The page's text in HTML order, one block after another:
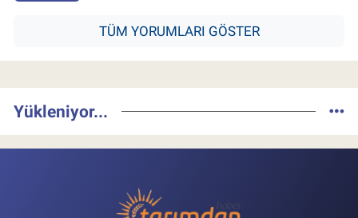
TÜM YORUMLARI GÖSTER
Yükleniyor...